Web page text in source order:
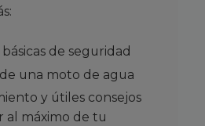
básicas de seguridad
una moto de agua
y útiles consejos
al máximo de tu